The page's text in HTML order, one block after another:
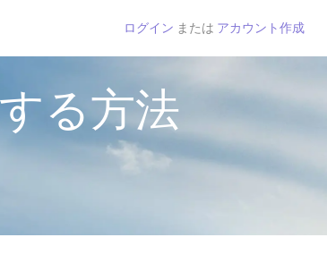
ログイン または アカウント作成
る方法